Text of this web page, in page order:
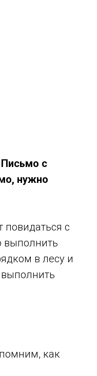
Письмо с
нужно
с
выполнить
в лесу и
выполнить
как